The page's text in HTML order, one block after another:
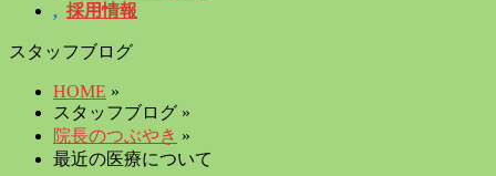
採用情報
スタッフブログ
HOME »
スタッフブログ »
院長のつぶやき »
最近の医療について